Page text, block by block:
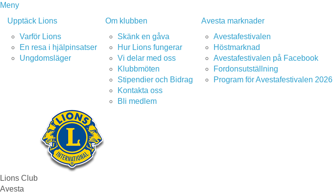
Meny
Upptäck Lions
Varför Lions
En resa i hjälpinsatser
Ungdomsläger
Om klubben
Skänk en gåva
Hur Lions fungerar
Vi delar med oss
Klubbmöten
Stipendier och Bidrag
Kontakta oss
Bli medlem
Avesta marknader
Avestafestivalen
Höstmarknad
Avestafestivalen på Facebook
Fordonsutställning
Program för Avestafestivalen 2026
Lions Club
Avesta